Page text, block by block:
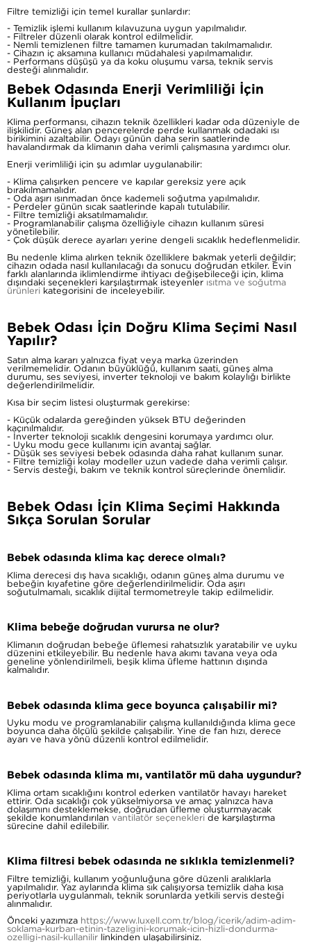
Filtre temizliği için temel kurallar şunlardır:
- Temizlik işlemi kullanım kılavuzuna uygun yapılmalıdır.
- Filtreler düzenli olarak kontrol edilmelidir.
- Nemli temizlenen filtre tamamen kurumadan takılmamalıdır.
- Cihazın iç aksamına kullanıcı müdahalesi yapılmamalıdır.
- Performans düşüşü ya da koku oluşumu varsa, teknik servis
desteği alınmalıdır.
Bebek Odasında Enerji Verimliliği İçin
Kullanım İpuçları
Klima performansı, cihazın teknik özellikleri kadar oda düzeniyle de
ilişkilidir. Güneş alan pencerelerde perde kullanmak odadaki ısı
birikimini azaltabilir. Odayı günün daha serin saatlerinde
havalandırmak da klimanın daha verimli çalışmasına yardımcı olur.
Enerji verimliliği için şu adımlar uygulanabilir:
- Klima çalışırken pencere ve kapılar gereksiz yere açık
bırakılmamalıdır.
- Oda aşırı ısınmadan önce kademeli soğutma yapılmalıdır.
- Perdeler günün sıcak saatlerinde kapalı tutulabilir.
- Filtre temizliği aksatılmamalıdır.
- Programlanabilir çalışma özelliğiyle cihazın kullanım süresi
yönetilebilir.
- Çok düşük derece ayarları yerine dengeli sıcaklık hedeflenmelidir.
Bu nedenle klima alırken teknik özelliklere bakmak yeterli değildir;
cihazın odada nasıl kullanılacağı da sonucu doğrudan etkiler. Evin
farklı alanlarında iklimlendirme ihtiyacı değişebileceği için, klima
dışındaki seçenekleri karşılaştırmak isteyenler ısıtma ve soğutma
ürünleri kategorisini de inceleyebilir.
Bebek Odası İçin Doğru Klima Seçimi Nasıl
Yapılır?
Satın alma kararı yalnızca fiyat veya marka üzerinden
verilmemelidir. Odanın büyüklüğü, kullanım saati, güneş alma
durumu, ses seviyesi, inverter teknoloji ve bakım kolaylığı birlikte
değerlendirilmelidir.
Kısa bir seçim listesi oluşturmak gerekirse:
- Küçük odalarda gereğinden yüksek BTU değerinden
kaçınılmalıdır.
- İnverter teknoloji sıcaklık dengesini korumaya yardımcı olur.
- Uyku modu gece kullanımı için avantaj sağlar.
- Düşük ses seviyesi bebek odasında daha rahat kullanım sunar.
- Filtre temizliği kolay modeller uzun vadede daha verimli çalışır.
- Servis desteği, bakım ve teknik kontrol süreçlerinde önemlidir.
Bebek Odası İçin Klima Seçimi Hakkında
Sıkça Sorulan Sorular
Bebek odasında klima kaç derece olmalı?
Klima derecesi dış hava sıcaklığı, odanın güneş alma durumu ve
bebeğin kıyafetine göre değerlendirilmelidir. Oda aşırı
soğutulmamalı, sıcaklık dijital termometreyle takip edilmelidir.
Klima bebeğe doğrudan vurursa ne olur?
Klimanın doğrudan bebeğe üflemesi rahatsızlık yaratabilir ve uyku
düzenini etkileyebilir. Bu nedenle hava akımı tavana veya oda
geneline yönlendirilmeli, beşik klima üfleme hattının dışında
kalmalıdır.
Bebek odasında klima gece boyunca çalışabilir mi?
Uyku modu ve programlanabilir çalışma kullanıldığında klima gece
boyunca daha ölçülü şekilde çalışabilir. Yine de fan hızı, derece
ayarı ve hava yönü düzenli kontrol edilmelidir.
Bebek odasında klima mı, vantilatör mü daha uygundur?
Klima ortam sıcaklığını kontrol ederken vantilatör havayı hareket
ettirir. Oda sıcaklığı çok yükselmiyorsa ve amaç yalnızca hava
dolaşımını desteklemekse, doğrudan üfleme oluşturmayacak
şekilde konumlandırılan vantilatör seçenekleri de karşılaştırma
sürecine dahil edilebilir.
Klima filtresi bebek odasında ne sıklıkla temizlenmeli?
Filtre temizliği, kullanım yoğunluğuna göre düzenli aralıklarla
yapılmalıdır. Yaz aylarında klima sık çalışıyorsa temizlik daha kısa
periyotlarla uygulanmalı, teknik sorunlarda yetkili servis desteği
alınmalıdır.
Önceki yazımıza https://www.luxell.com.tr/blog/icerik/adim-adim-
soklama-kurban-etinin-tazeligini-korumak-icin-hizli-dondurma-
ozelligi-nasil-kullanilir linkinden ulaşabilirsiniz.